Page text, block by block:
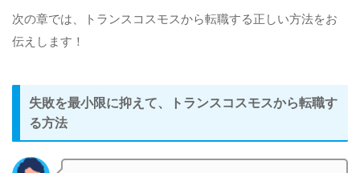
次の章では、トランスコスモスから転職する正しい方法をお
伝えします！
失敗を最小限に抑えて、トランスコスモスから転職す
る方法